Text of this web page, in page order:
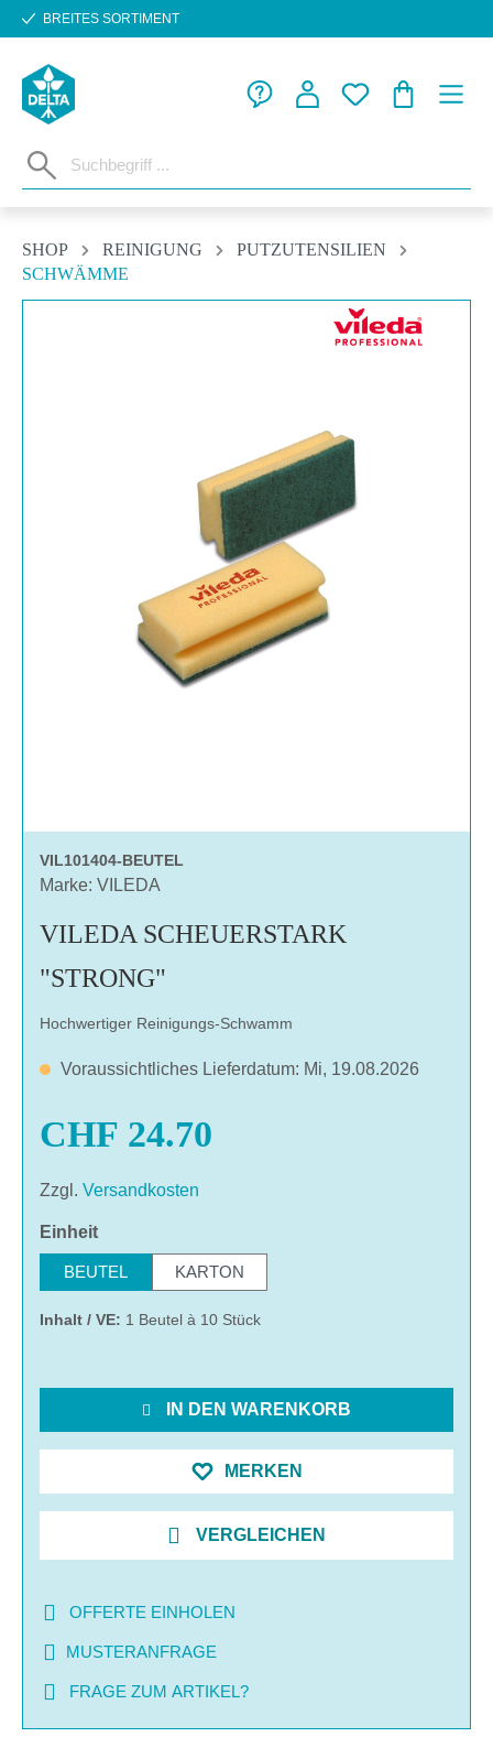
Zum Hauptinhalt springen
BREITES SORTIMENT
SHOP REINIGUNG
PUTZUTENSILIEN
SCHWÄMME
VIL101404-BEUTEL
Marke: VILEDA
VILEDA SCHEUERSTARK
"STRONG"
Hochwertiger Reinigungs-Schwamm
Voraussichtliches Lieferdatum: Mi, 19.08.2026
CHF 24.70
Zzgl. Versandkosten
Einheitauswählen
BEUTEL KARTON
Inhalt / VE: 1 Beutel à 10 Stück
IN DEN WARENKORB
MERKEN
VERGLEICHEN
OFFERTE EINHOLEN
MUSTERANFRAGE
FRAGE ZUM ARTIKEL?